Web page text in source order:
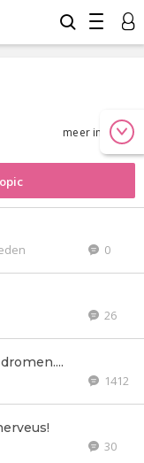
meer info
0
26
1412
30